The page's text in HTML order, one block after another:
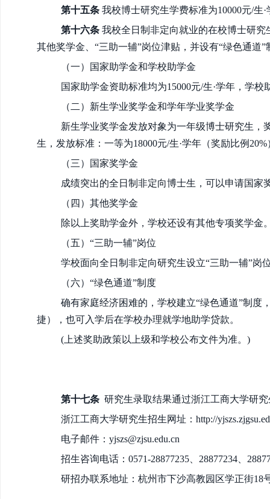
第十五条 我校博士研究生学费标准为10000元/生·
第十六条 我校全日制非定向就业的在校博士研
其他奖学金、“三助一辅”岗位津贴，并设有“绿色通道
（一）国家助学金和学校助学金
国家助学金资助标准均为15000元/生·学年，学校
（二）新生学业奖学金和学年学业奖学金
新生学业奖学金发放对象为一年级博士研究生，
生，发放标准：一等为18000元/生·学年（奖励比例
（三）国家奖学金
成绩突出的全日制非定向博士生，可以申请国家
（四）其他奖学金
除以上奖助学金外，学校还设有其他专项奖学
（五）“三助一辅”岗位
学校面向全日制非定向研究生设立“三助一辅”岗
（六）“绿色通道”制度
确有家庭经济困难的，学校建立“绿色通道”制
捷），也可入学后在学校办理就学地助学贷款。
(上述奖助政策以上级和学校公布文件为准。)
第十七条 研究生录取结果通过浙江工商大学研
浙江工商大学研究生招生网址： http://
电子邮件：yjszs@zjsu.edu.cn
招生咨询电话：0571-28877235、28877234、
研招办联系地址：杭州市下沙高教园区学正街18